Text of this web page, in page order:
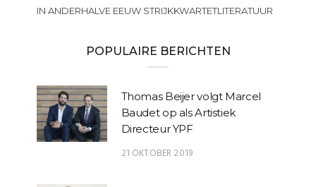
IN ANDERHALVE EEUW STRIJKKWARTETLITERATUUR
POPULAIRE BERICHTEN
Thomas Beijer volgt Marcel
Baudet op als Artistiek
Directeur YPF
21 OKTOBER 2019